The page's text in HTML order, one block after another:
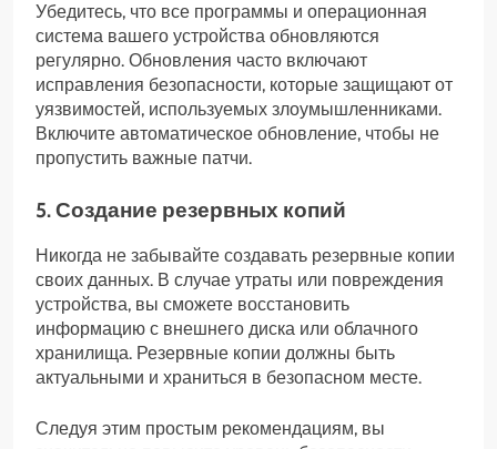
Убедитесь, что все программы и операционная
система вашего устройства обновляются
регулярно. Обновления часто включают
исправления безопасности, которые защищают от
уязвимостей, используемых злоумышленниками.
Включите автоматическое обновление, чтобы не
пропустить важные патчи.
5. Создание резервных копий
Никогда не забывайте создавать резервные копии
своих данных. В случае утраты или повреждения
устройства, вы сможете восстановить
информацию с внешнего диска или облачного
хранилища. Резервные копии должны быть
актуальными и храниться в безопасном месте.
Следуя этим простым рекомендациям, вы